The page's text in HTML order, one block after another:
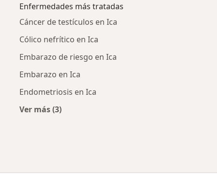
Enfermedades más tratadas
Cáncer de testículos en Ica
Cólico nefrítico en Ica
Embarazo de riesgo en Ica
Embarazo en Ica
Endometriosis en Ica
Ver más (3)